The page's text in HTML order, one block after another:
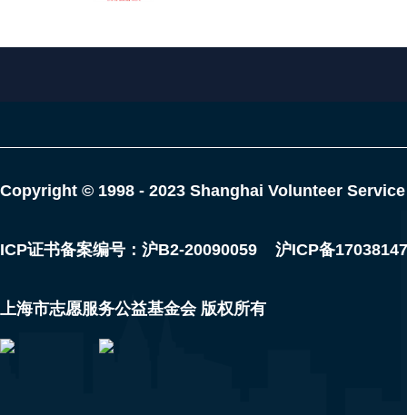
Copyright © 1998 - 2023 Shanghai Volunteer
ICP证书备案编号：沪B2-20090059 沪ICP备
上海市志愿服务公益基金会 版权所有